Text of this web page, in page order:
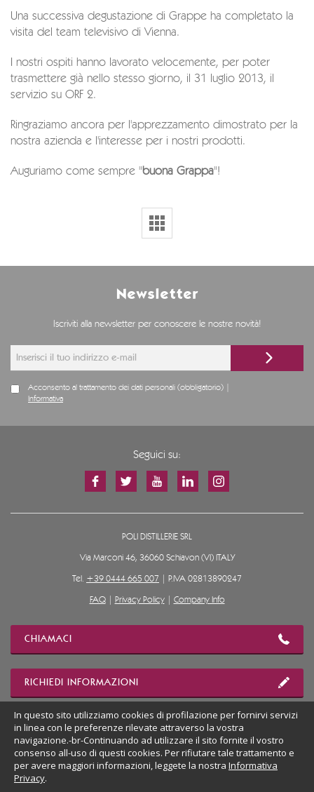
Una successiva degustazione di Grappe ha completato la
visita del team televisivo di Vienna.
I nostri ospiti hanno lavorato velocemente, per poter
trasmettere già nello stesso giorno, il 31 luglio 2013, il
servizio su ORF 2.
Ringraziamo ancora per l'apprezzamento dimostrato per la
nostra azienda e l'interesse per i nostri prodotti.
Auguriamo come sempre "buona Grappa"!
Newsletter
Iscriviti alla newsletter per conoscere le nostre novità!
Acconsento al trattamento dei dati personali (obbligatorio) |
Informativa
Seguici su:
POLI DISTILLERIE SRL
Via Marconi 46, 36060 Schiavon (VI) ITALY
Tel. +39 0444 665 007 | P.IVA 02813890247
FAQ| Privacy Policy| Company Info
CHIAMACI
RICHIEDI INFORMAZIONI
MOSTRA POSIZIONE
VAI AL SITO DESKTOP
In questo sito utilizziamo cookies di profilazione per fornirvi servizi
in linea con le preferenze rilevate attraverso la vostra
navigazione.-br-Continuando ad utilizzare il sito fornite il vostro
consenso all-uso di questi cookies. Per rifiutare tale trattamento e
per avere maggiori informazioni, leggete la nostra Informativa
Privacy.